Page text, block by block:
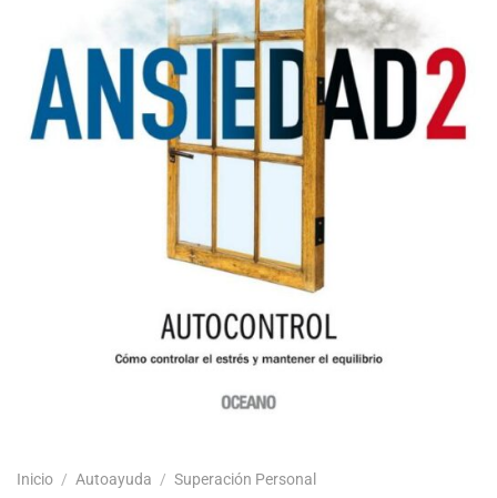
Inicio / Autoayuda / Superación Personal